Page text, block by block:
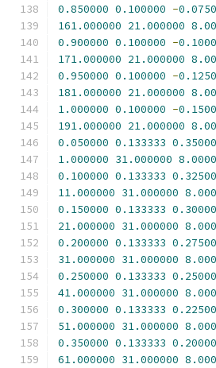
0.850000 0.100000 -
161.000000 21.000000
0.900000 0.100000 -
171.000000 21.000000
0.950000 0.100000 -
181.000000 21.000000
1.000000 0.100000 -
191.000000 21.000000
0.050000 0.133333
1.000000 31.000000
0.100000 0.133333
11.000000 31.000000
0.150000 0.133333
21.000000 31.000000
0.200000 0.133333
31.000000 31.000000
0.250000 0.133333
41.000000 31.000000
0.300000 0.133333
51.000000 31.000000
0.350000 0.133333
61.000000 31.000000